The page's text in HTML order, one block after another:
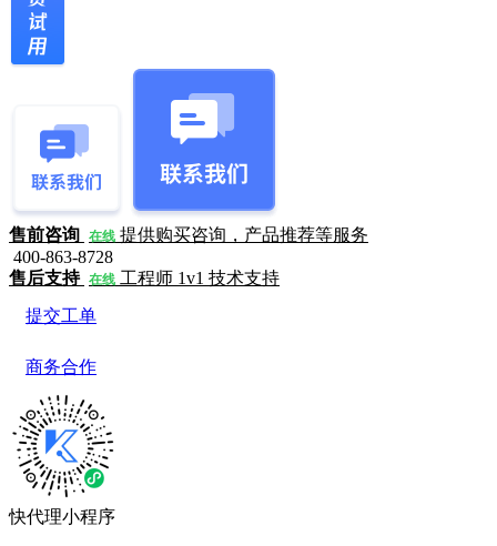
售前咨询 在线 提供购买咨询，产品推荐等服务
400-863-8728
售后支持 在线 工程师 1v1 技术支持
提交工单
商务合作
快代理小程序